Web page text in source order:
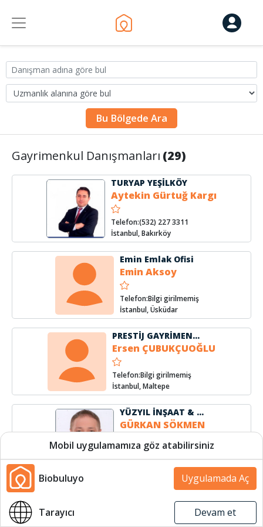
Bu Bölgede Ara
Harita
Gayrimenkul Danışmanları (29)
TURYAP YEŞİLKÖY
Aytekin Gürtuğ Kargı
Telefon:(532) 227 3311
İstanbul, Bakırköy
Emin Emlak Ofisi
Emin Aksoy
Telefon:Bilgi girilmemiş
İstanbul, Üsküdar
PRESTİJ GAYRİMENKUL VE DANIŞMANLIK
Ersen ÇUBUKÇUOĞLU
Telefon:Bilgi girilmemiş
İstanbul, Maltepe
YÜZYIL İNŞAAT & EMLAK
GÜRKAN SÖKMEN
Telefon:(531) 706 7653
İstanbul, Üsküdar
Halil İbrahim SUR
Mobil uygulamamıza göz atabilirsiniz
Biobuluyo Uygulamada Aç
Tarayıcı Devam et